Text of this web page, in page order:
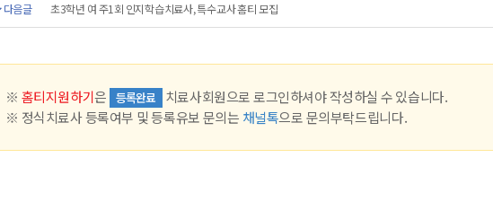
다음글 초3학년 여 주1회 인지학습치료사, 특수교사 홈티 모집
※ 홈티지원하기은 등록완료
치료사회원으로 로그인하셔야 작성하실 수 있습니다.
※ 정식치료사 등록여부 및 등록유보 문의는 채널톡으로 문의부탁드립니다.